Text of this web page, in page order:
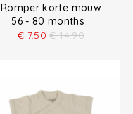
Romper korte mouw
56 - 80 months
€ 7.50 € 14.90